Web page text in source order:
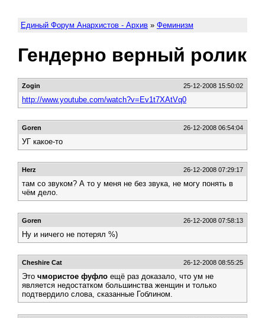
Единый Форум Анархистов - Архив » Феминизм
Гендерно верный ролик
Zogin 25-12-2008 15:50:02
http://www.youtube.com/watch?v=Ev1t7XAtVq0
Goren 26-12-2008 06:54:04
УГ какое-то
Herz 26-12-2008 07:29:17
там со звуком? А то у меня не без звука, не могу понять в
чём дело.
Goren 26-12-2008 07:58:13
Ну и ничего не потерял %)
Cheshire Cat 26-12-2008 08:55:25
Это чмористое фуфло ещё раз доказало, что ум не
является недостатком большинства женщин и только
подтвердило слова, сказанные Гоблином.